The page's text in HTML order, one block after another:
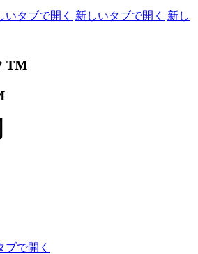
いタブで開く 新しいタブで開く
新し
™
ブで開く